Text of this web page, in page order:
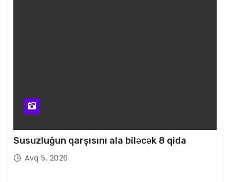
Susuzluğun qarşısını ala biləcək 8 qida
Avq 5, 2026